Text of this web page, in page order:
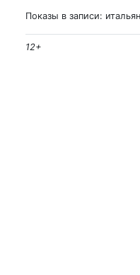
Показы в записи:
12+